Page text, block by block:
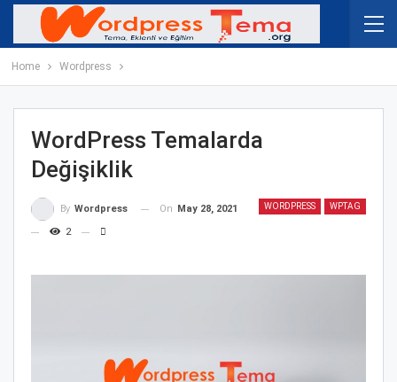
Home Wordpress
WordPress Temalarda
Değişiklik
WORDPRESS WPTAG
By Wordpress On May 28, 2021
2